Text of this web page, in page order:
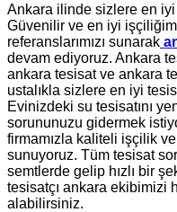
Ankara ilinde sizlere en
Güvenilir ve en iyi
referanslarımızı sunarak
devam ediyoruz. Ankara
ankara tesisat ve ankara
ustalıkla sizlere en iyi
Evinizdeki su tesisatını
sorununuzu gidermek
firmamızla kaliteli işçilik
sunuyoruz. Tüm tesisat
semtlerde gelip hızlı bir
tesisatçı ankara ekibimizi
alabilirsiniz.